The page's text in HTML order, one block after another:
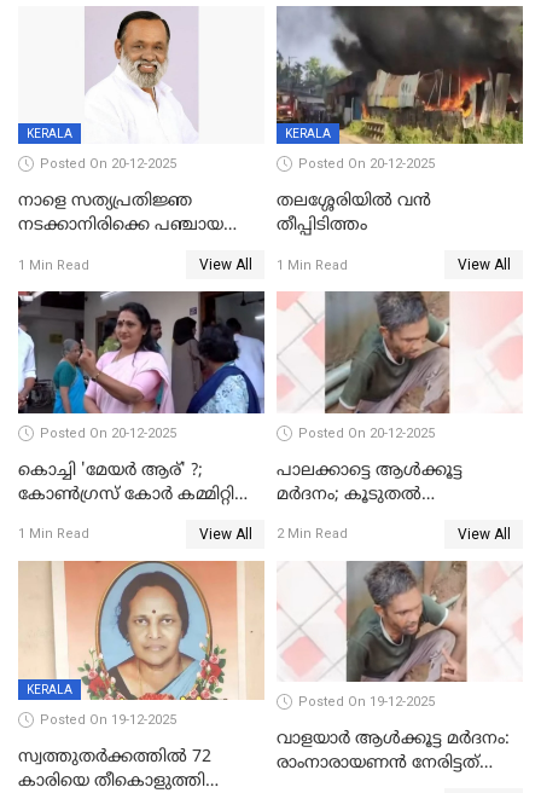
KERALA
Posted On 20-12-2025
നാളെ സത്യപ്രതിജ്ഞ
നടക്കാനിരിക്കെ പഞ്ചായത്ത്
1 Min Read View All
KERALA
Posted On 20-12-2025
തലശ്ശേരിയിൽ വൻ
തീപ്പിടിത്തം
1 Min Read View All
Posted On 20-12-2025
കൊച്ചി 'മേയർ ആര്' ?;
കോണ്‍ഗ്രസ് കോര്‍ കമ്മിറ്റി
1 Min Read View All
Posted On 20-12-2025
പാലക്കാട്ടെ ആള്‍ക്കൂട്ട
മര്‍ദനം; കൂടുതല്‍
അംഗ സംഘമെന്ന് വിവരം
2 Min Read View All
KERALA
Posted On 19-12-2025
സ്വത്തുതര്‍ക്കത്തില്‍ 72
കാരിയെ തീകൊളുത്തി
Posted On 19-12-2025
വാളയാർ ആൾക്കൂട്ട മർദനം:
രാംനാരായണൻ നേരിട്ടത്